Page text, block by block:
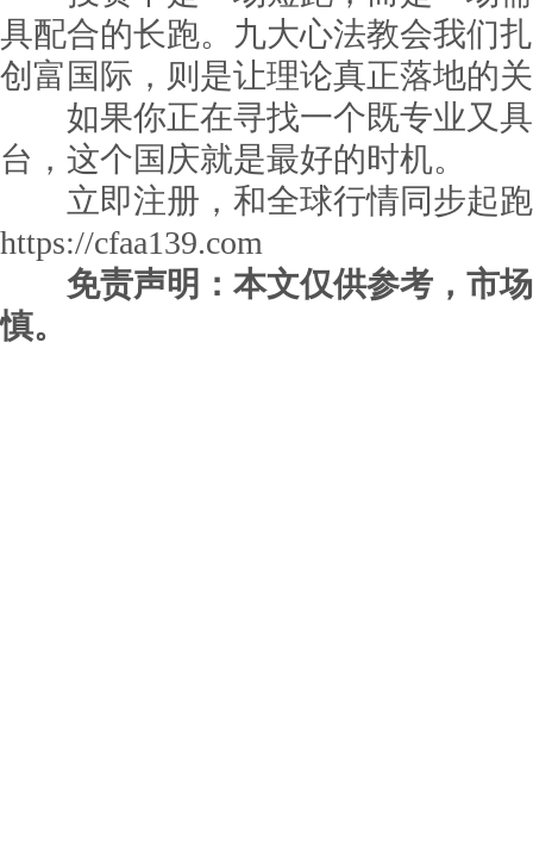
具配合的长跑。九大心法教会我们
创富国际，则是让理论真正落地的
如果你正在寻找一个既专业又具
台，这个国庆就是最好的时机。
立即注册，和全球行情同步起
https://cfaa139.com
免责声明：本文仅供参考，市
慎。